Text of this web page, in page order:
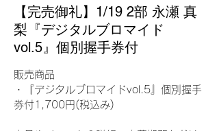
【完売御礼】1/19 2部 永瀬 真
梨『デジタルブロマイド
vol.5』個別握手券付
販売商品
・『デジタルブロマイドvol.5』個別握手
券付1,700円(税込み)